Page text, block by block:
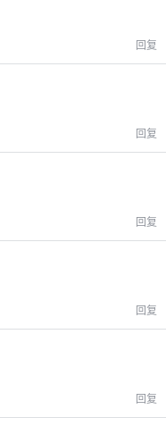
回复
回复
回复
回复
回复